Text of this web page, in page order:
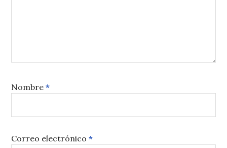
Nombre*
Correo electrónico*